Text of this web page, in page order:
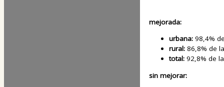
mejorada:
urbana: 98,4%
rural: 86,8% de
total: 92,8% de
sin mejorar: